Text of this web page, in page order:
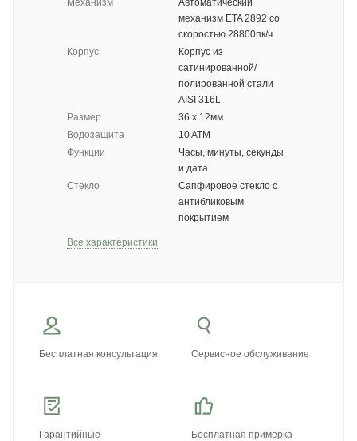
механизм ETA 2892 со
скоростью 28800пк/ч
Корпус
Корпус из
сатинированной/
полированной стали
AISI 316L
Размер
36 х 12мм.
Водозащита
10 ATM
Функции
Часы, минуты, секунды
и дата
Стекло
Сапфировое стекло с
антибликовым
покрытием
Все характеристики
Бесплатная консультация Сервисное обслуживание
Гарантийные
Бесплатная примерка